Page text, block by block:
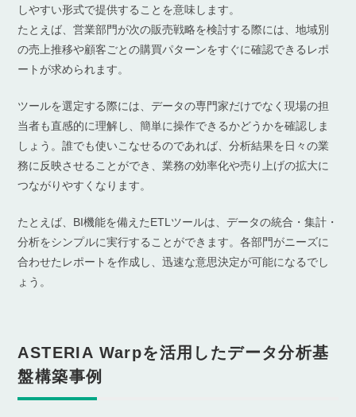
しやすい形式で提供することを意味します。
たとえば、営業部門が次の販売戦略を検討する際には、地域別
の売上推移や顧客ごとの購買パターンをすぐに確認できるレポ
ートが求められます。
ツールを選定する際には、データの専門家だけでなく現場の担
当者も直感的に理解し、簡単に操作できるかどうかを確認しま
しょう。誰でも使いこなせるのであれば、分析結果を日々の業
務に反映させることができ、業務の効率化や売り上げの拡大に
つながりやすくなります。
たとえば、BI機能を備えたETLツールは、データの統合・集計・
分析をシンプルに実行することができます。各部門がニーズに
合わせたレポートを作成し、迅速な意思決定が可能になるでし
ょう。
ASTERIA Warpを活用したデータ分析基
盤構築事例